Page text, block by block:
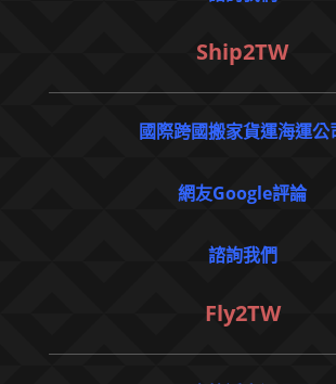
Ship2TW
國際跨國搬家貨運海運公
網友Google評論
諮詢我們
Fly2TW